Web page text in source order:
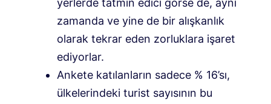
yerlerde tatmin edici görse de, aynı
zamanda ve yine de bir alışkanlık
olarak tekrar eden zorluklara işaret
ediyorlar.
Ankete katılanların sadece % 16’sı,
ülkelerindeki turist sayısının bu